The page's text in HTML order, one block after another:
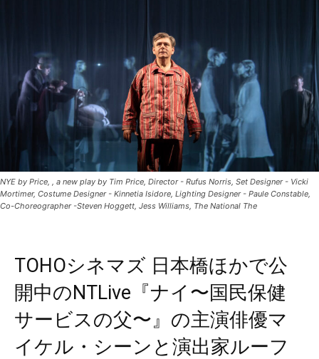
NYE by Price, , a new play by Tim Price, Director - Rufus Norris, Set Designer - Vicki
Mortimer, Costume Designer - Kinnetia Isidore, Lighting Designer - Paule Constable,
Co-Choreographer -Steven Hoggett, Jess Williams, The National The
TOHOシネマズ 日本橋ほかで公
開中のNTLive『ナイ〜国民保健
サービスの父〜』の主演俳優マ
イケル・シーンと演出家ルーフ